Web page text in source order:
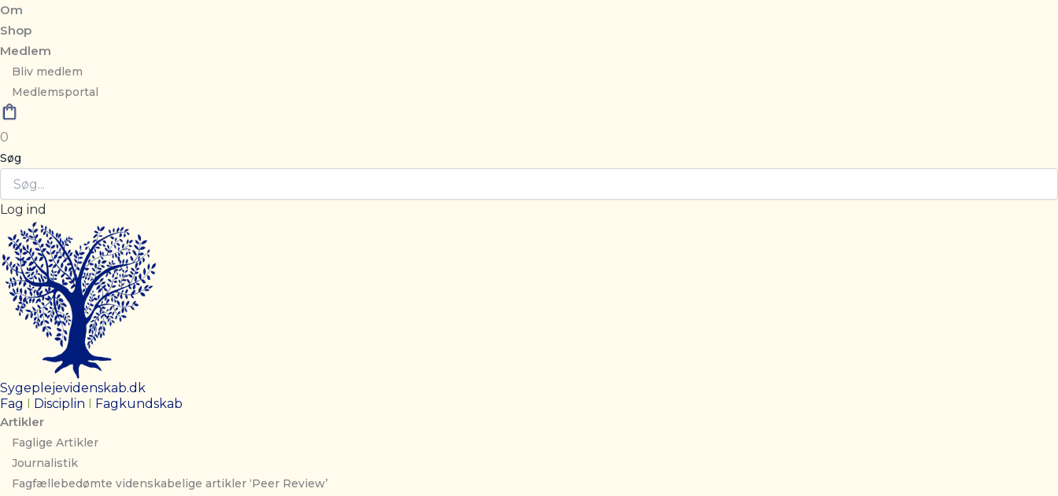
Om
Shop
Medlem
Bliv medlem
Medlemsportal
0
Søg
Log ind
Sygeplejevidenskab.dk
Fag I Disciplin I Fagkundskab
Artikler
Faglige Artikler
Journalistik
Fagfællebedømte videnskabelige artikler ‘Peer Review’